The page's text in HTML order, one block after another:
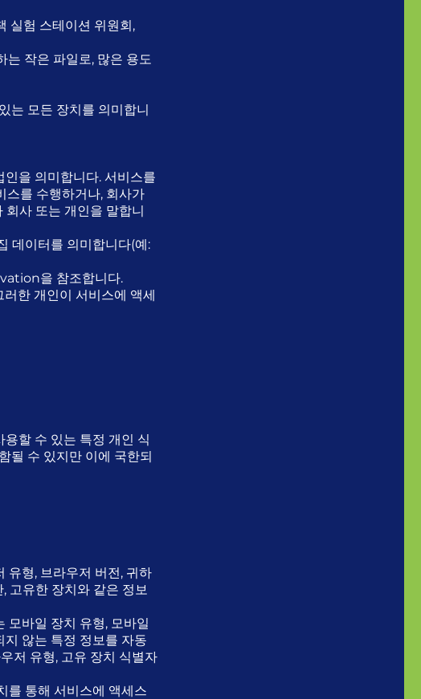
실험 스테이션 위원회,
는 작은 파일로, 많은 용도
는 모든 장치를 의미합니
을 의미합니다. 서비스를
스를 수행하거나, 회사가
사 또는 개인을 말합니
데이터를 의미합니다(예:
을 참조합니다.
한 개인이 서비스에 액세
할 수 있는 특정 개인 식
될 수 있지만 이에 국한되
유형, 브라우저 버전, 귀하
고유한 장치와 같은 정보
모바일 장치 유형, 모바일
않는 특정 정보를 자동
저 유형, 고유 장치 식별자
를 통해 서비스에 액세스